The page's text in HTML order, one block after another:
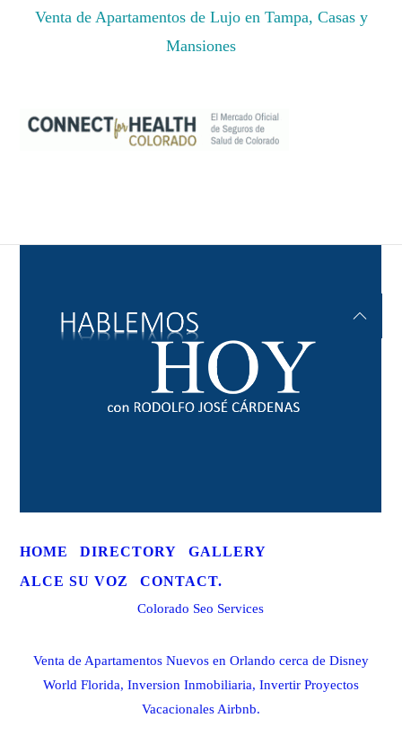
Venta de Apartamentos de Lujo en Tampa, Casas y
Mansiones
HOME DIRECTORY
GALLERY
ALCE SU VOZ
CONTACT.
Colorado Seo Services
Venta de Apartamentos Nuevos en Orlando cerca de Disney
World Florida, Inversion Inmobiliaria, Invertir Proyectos
Vacacionales Airbnb.